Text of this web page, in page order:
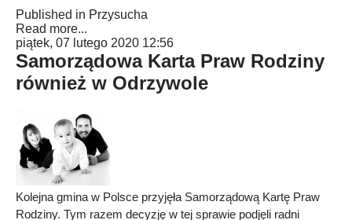
Published in Przysucha
Read more...
piątek, 07 lutego 2020 12:56
Samorządowa Karta Praw Rodziny
również w Odrzywole
Kolejna gmina w Polsce przyjęła Samorządową Kartę Praw
Rodziny. Tym razem decyzję w tej sprawie podjęli radni